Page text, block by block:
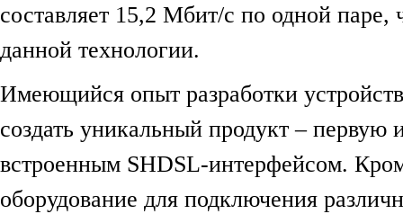
составляет 15,2 Мбит/c по одной
данной технологии.
Имеющийся опыт разработки
создать уникальный продукт –
встроенным SHDSL-интерфейсом.
оборудование для подключения